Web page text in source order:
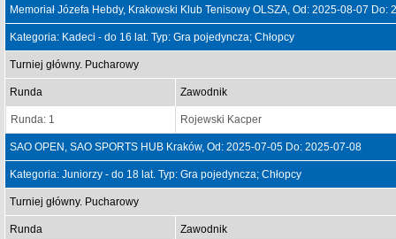
Memoriał Józefa Hebdy, Krakowski Klub Tenisowy OLSZA, Od: 2025-08-07 Do:
Kategoria: Kadeci - do 16 lat. Typ: Gra pojedyncza; Chłopcy
Turniej główny. Pucharowy
Runda Zawodnik
Runda: 1 Rojewski Kacper
SAO OPEN, SAO SPORTS HUB Kraków, Od: 2025-07-05 Do: 2025-07-08
Kategoria: Juniorzy - do 18 lat. Typ: Gra pojedyncza; Chłopcy
Turniej główny. Pucharowy
Runda Zawodnik